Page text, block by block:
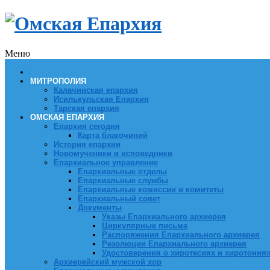
Меню
МИТРОПОЛИЯ
Калачинская епархия
Исилькульская Епархия
Тарская епархия
ОМСКАЯ ЕПАРХИЯ
Епархия сегодня
Карта благочиний
История епархии
Новомученики и исповедники
Епархиальное управление
Епархиальные отделы
Епархиальные службы
Епархиальные комиссии и комитеты
Епархиальный совет
Документы
Указы Епархиального архиерея
Циркулярные письма
Распоряжения Епархиального архиерея
Резолюции Епархиального архиерея
Удостоверения о хиротесиях и хиротониях
Архиерейский мужской хор